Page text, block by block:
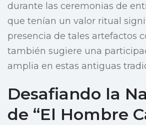
durante las ceremonias de
que tenían un valor ritual
presencia de tales artefactos
también sugiere una
amplia en estas antiguas
Desafiando la
de “El Hombre